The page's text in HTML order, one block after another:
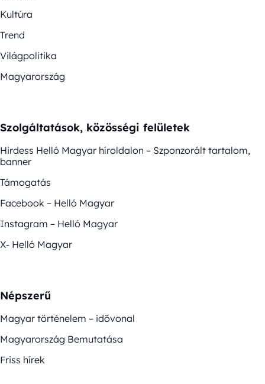
Kultúra
Trend
Világpolitika
Magyarország
Szolgáltatások, közösségi felületek
Hirdess Helló Magyar híroldalon – Szponzorált tartalom,
banner
Támogatás
Facebook – Helló Magyar
Instagram – Helló Magyar
X- Helló Magyar
Népszerű
Magyar történelem – idővonal
Magyarország Bemutatása
Friss hírek